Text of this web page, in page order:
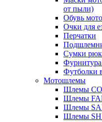
от пыли)
Обувь мото
Очки для
Перчатки
Сумки
Футболки
Мотошлемы
Шлемы
Шлемы
Шлемы
Шлемы